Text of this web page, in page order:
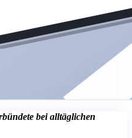
bei alltäglichen